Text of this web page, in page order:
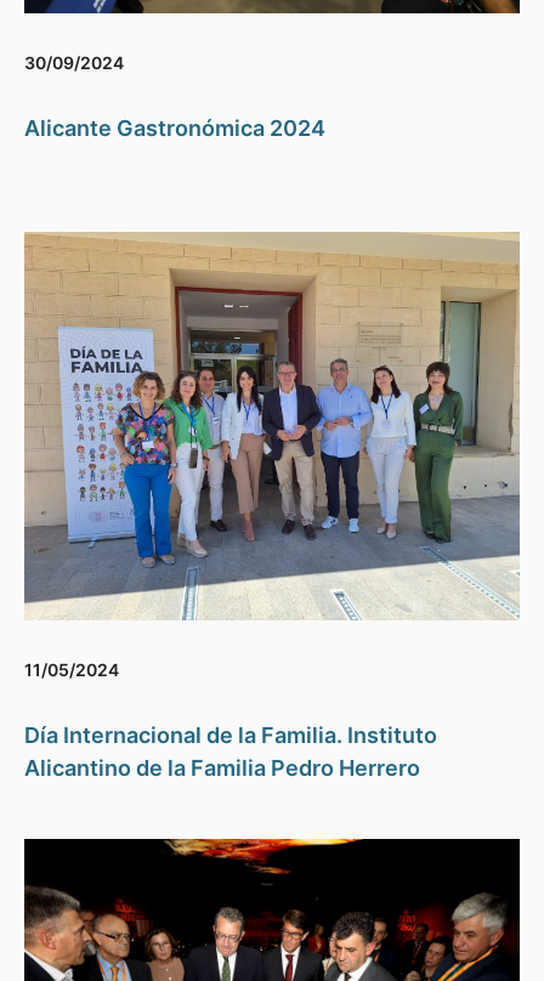
30/09/2024
Alicante Gastronómica 2024
11/05/2024
Día Internacional de la Familia. Instituto
Alicantino de la Familia Pedro Herrero